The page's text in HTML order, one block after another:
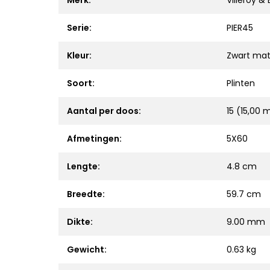
Serie: PIER45
Kleur: Zwart mat
Soort: Plinten
Aantal per doos: 15 (15,00
Afmetingen: 5X60
Lengte: 4.8 cm
Breedte: 59.7 cm
Dikte: 9.00 mm
Gewicht: 0.63 kg